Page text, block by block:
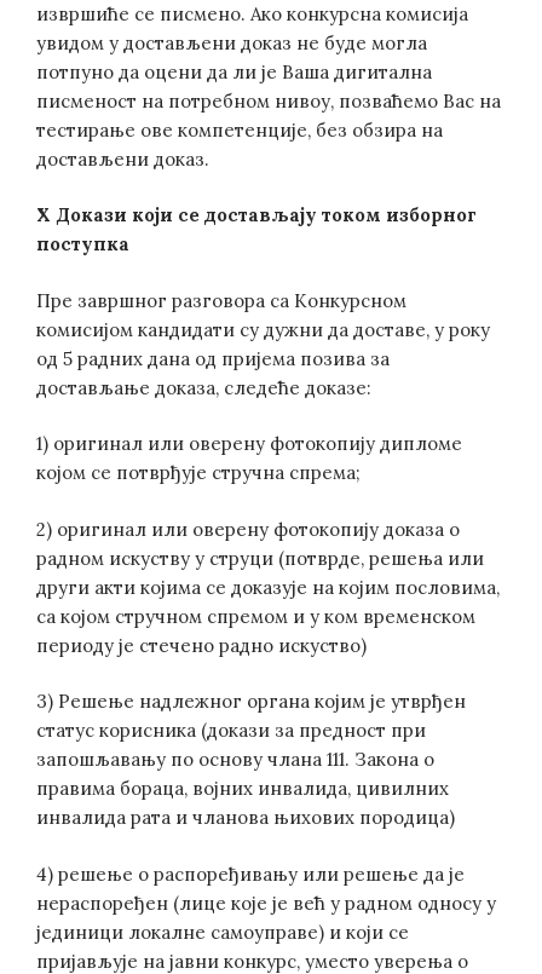
извршиће се писмено. Ако конкурсна комисија
увидом у достављени доказ не буде могла
потпуно да оцени да ли је Ваша дигитална
писменост на потребном нивоу, позваћемо Вас на
тестирање ове компетенције, без обзира на
достављени доказ.
X Докази који се достављају током изборног
поступка
Пре завршног разговора са Конкурсном
комисијом кандидати су дужни да доставе, у року
од 5 радних дана од пријема позива за
достављање доказа, следеће доказе:
1) оригинал или оверену фотокопију дипломе
којом се потврђује стручна спрема;
2) оригинал или оверену фотокопију доказа о
радном искуству у струци (потврде, решења или
други акти којима се доказује на којим пословима,
са којом стручном спремом и у ком временском
периоду је стечено радно искуство)
3) Решење надлежног органа којим је утврђен
статус корисника (докази за предност при
запошљавању по основу члана 111. Закона о
правима бораца, војних инвалида, цивилних
инвалида рата и чланова њихових породица)
4) решење о распоређивању или решење да је
нераспоређен (лице које је већ у радном односу у
јединици локалне самоуправе) и који се
пријављује на јавни конкурс, уместо уверења о